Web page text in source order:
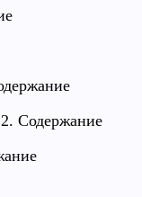
Содержание